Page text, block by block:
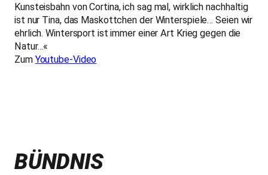
Kunsteisbahn von Cortina, ich sag mal, wirklich nachhaltig
ist nur Tina, das Maskottchen der Winterspiele… Seien wir
ehrlich. Wintersport ist immer einer Art Krieg gegen die
Natur…«
Zum Youtube-Video
BÜNDNIS